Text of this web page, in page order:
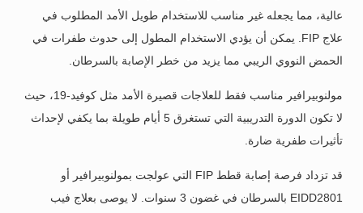
عالية، مما يجعله غير مناسب للاستخدام طويل الأمد المطلوب في
علاج FIP. يمكن أن يؤدي الاستخدام المطول إلى حدوث طفرات في
الحمض النووي الريبي مما يزيد من خطر الإصابة بالسرطان.
مولنوبيرافير مناسب فقط للعلاجات قصيرة الأمد مثل كوفيد-19، حيث
لا تكون الدورة التدريبية التي تستغرق 5 أيام طويلة بما يكفي لإحداث
تأثيرات طفرية ضارة.
قد تزداد فرصة إصابة قطط FIP التي عولجت بمولنوبيرافير أو
EIDD2801 بالسرطان في غضون 3 سنوات. لا يوصى بعلاج فيب